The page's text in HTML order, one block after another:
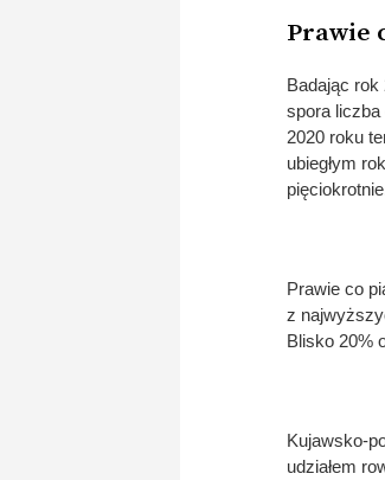
Prawie
Badając rok
spora
2020 roku
ubiegłym
Prawie co
z
Blisko 20%
Kujawsko-
udziałem